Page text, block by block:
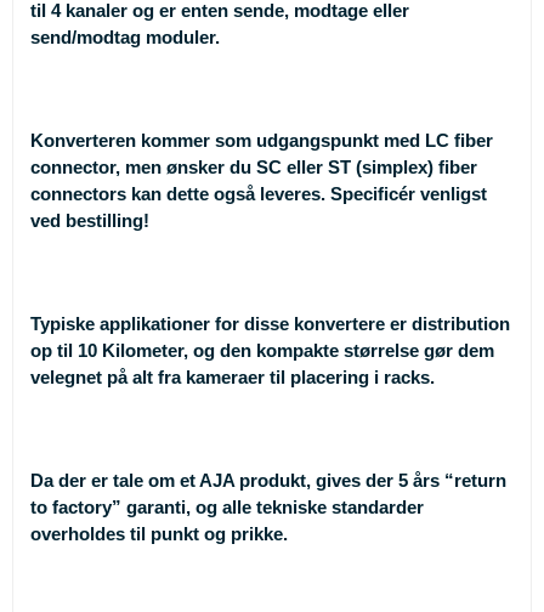
til 4 kanaler og er enten sende, modtage eller
send/modtag moduler.
Konverteren kommer som udgangspunkt med LC fiber
connector, men ønsker du SC eller ST (simplex) fiber
connectors kan dette også leveres. Specificér venligst
ved bestilling!
Typiske applikationer for disse konvertere er distribution
op til 10 Kilometer, og den kompakte størrelse gør dem
velegnet på alt fra kameraer til placering i racks.
Da der er tale om et AJA produkt, gives der 5 års “return
to factory” garanti, og alle tekniske standarder
overholdes til punkt og prikke.